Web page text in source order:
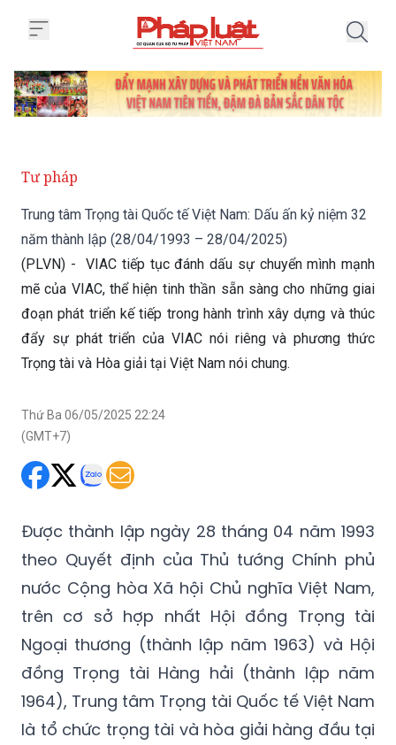
Tư pháp
Trung tâm Trọng tài Quốc tế Việt Nam: Dấu ấn kỷ niệm 32
năm thành lập (28/04/1993 – 28/04/2025)
(PLVN) - VIAC tiếp tục đánh dấu sự chuyển mình mạnh
mẽ của VIAC, thể hiện tinh thần sẵn sàng cho những giai
đoạn phát triển kế tiếp trong hành trình xây dựng và thúc
đẩy sự phát triển của VIAC nói riêng và phương thức
Trọng tài và Hòa giải tại Việt Nam nói chung.
Thứ Ba 06/05/2025 22:24
(GMT+7)
Được thành lập ngày 28 tháng 04 năm 1993
theo Quyết định của Thủ tướng Chính phủ
nước Cộng hòa Xã hội Chủ nghĩa Việt Nam,
trên cơ sở hợp nhất Hội đồng Trọng tài
Ngoại thương (thành lập năm 1963) và Hội
đồng Trọng tài Hàng hải (thành lập năm
1964), Trung tâm Trọng tài Quốc tế Việt Nam
là tổ chức trọng tài và hòa giải hàng đầu tại